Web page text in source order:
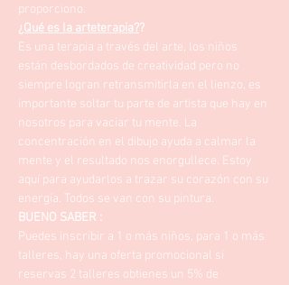
proporciono.
¿Qué es la arteterapia??
Es una terapia a través del arte, los niños
están desbordados de creatividad pero no
siempre logran retransmitirla en el lienzo, es
importante soltar tu parte de artista que hay en
nosotros para vaciar tu mente. La
concentración en el dibujo ayuda a calmar la
mente y el resultado nos enorgullece. Estoy
aquí para ayudarlos a trazar su corazón con su
energía. Todos se van con su pintura.
BUENO SABER :
Puedes inscribir a 1 o más niños, para 1 o más
talleres, hay una oferta promocional si
reservas 2 talleres obtienes un 5% de